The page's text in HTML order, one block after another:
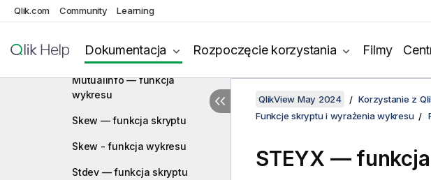
Qlik.com Community Learning
Dokumentacja Rozpoczęcie korzystania Filmy
Median - funkcja wykresu
MutualInfo — funkcja
wykresu
Skew — funkcja skryptu
Skew - funkcja wykresu
Stdev — funkcja skryptu
QlikView May 2024 Korzystanie z
Funkcje skryptu i wyrażenia wykresu
STEYX —